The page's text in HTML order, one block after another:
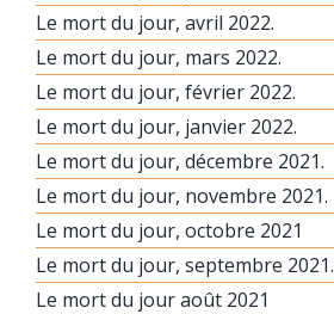
Le mort du jour, avril 2022.
Le mort du jour, mars 2022.
Le mort du jour, février 2022.
Le mort du jour, janvier 2022.
Le mort du jour, décembre 2021.
Le mort du jour, novembre 2021.
Le mort du jour, octobre 2021
Le mort du jour, septembre 2021.
Le mort du jour août 2021